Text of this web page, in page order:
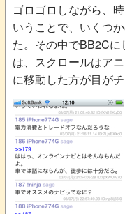
ゴロゴロしながら、
いうことで、いくつ
た。その中でBB2C
は、スクロールはア
に移動した方が目が